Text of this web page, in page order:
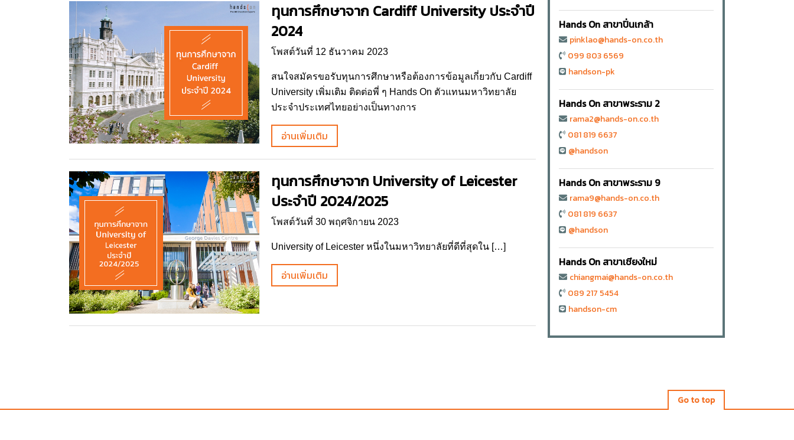
ทุนการศึกษาจาก Cardiff University ประจำปี
2024
โพสต์วันที่ 12 ธันวาคม 2023
สนใจสมัครขอรับทุนการศึกษาหรือต้องการข้อมูลเกี่ยวกับ Cardiff
University เพิ่มเติม ติดต่อพี่ ๆ Hands On ตัวแทนมหาวิทยาลัย
ประจำประเทศไทยอย่างเป็นทางการ
อ่านเพิ่มเติม
ทุนการศึกษาจาก University of Leicester
ประจำปี 2024/2025
โพสต์วันที่ 30 พฤศจิกายน 2023
University of Leicester หนึ่งในมหาวิทยาลัยที่ดีที่สุดใน […]
อ่านเพิ่มเติม
Hands On สาขาปิ่นเกล้า
pinklao@hands-on.co.th
099 803 6569
handson-pk
Hands On สาขาพระราม 2
rama2@hands-on.co.th
081 819 6637
@handson
Hands On สาขาพระราม 9
rama9@hands-on.co.th
081 819 6637
@handson
Hands On สาขาเชียงใหม่
chiangmai@hands-on.co.th
089 217 5454
handson-cm
Go to top